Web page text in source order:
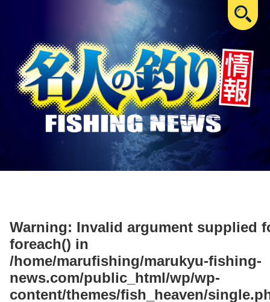
Warning: Invalid argument supplied
foreach() in
/home/marufishing/marukyu-fishing-
news.com/public_html/wp/wp-
content/themes/fish_heaven/